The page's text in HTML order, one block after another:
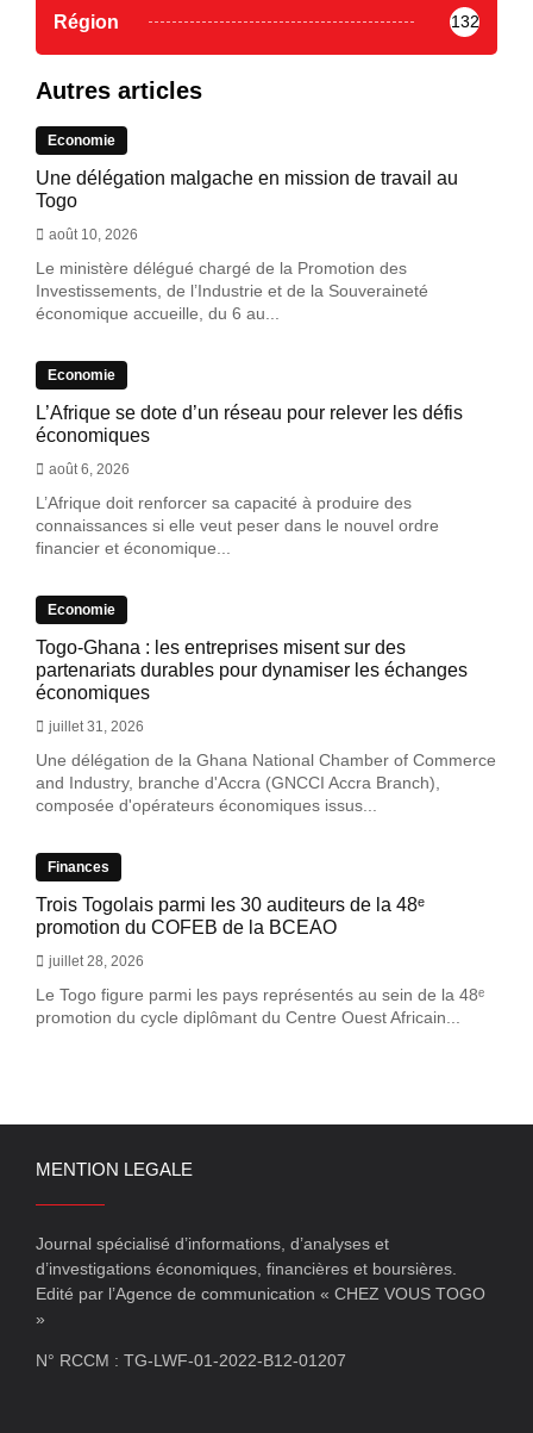
Région 132
Autres articles
Economie
Une délégation malgache en mission de travail au
Togo
août 10, 2026
Le ministère délégué chargé de la Promotion des
Investissements, de l’Industrie et de la Souveraineté
économique accueille, du 6 au...
Economie
L’Afrique se dote d’un réseau pour relever les défis
économiques
août 6, 2026
L’Afrique doit renforcer sa capacité à produire des
connaissances si elle veut peser dans le nouvel ordre
financier et économique...
Economie
Togo-Ghana : les entreprises misent sur des
partenariats durables pour dynamiser les échanges
économiques
juillet 31, 2026
Une délégation de la Ghana National Chamber of Commerce
and Industry, branche d'Accra (GNCCI Accra Branch),
composée d'opérateurs économiques issus...
Finances
Trois Togolais parmi les 30 auditeurs de la 48ᵉ
promotion du COFEB de la BCEAO
juillet 28, 2026
Le Togo figure parmi les pays représentés au sein de la 48ᵉ
promotion du cycle diplômant du Centre Ouest Africain...
MENTION LEGALE
Journal spécialisé d’informations, d’analyses et
d’investigations économiques, financières et boursières.
Edité par l’Agence de communication « CHEZ VOUS TOGO
»
N° RCCM : TG-LWF-01-2022-B12-01207